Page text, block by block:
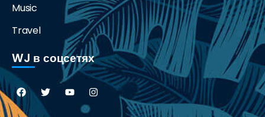
Music
Travel
WJ в соцсетях